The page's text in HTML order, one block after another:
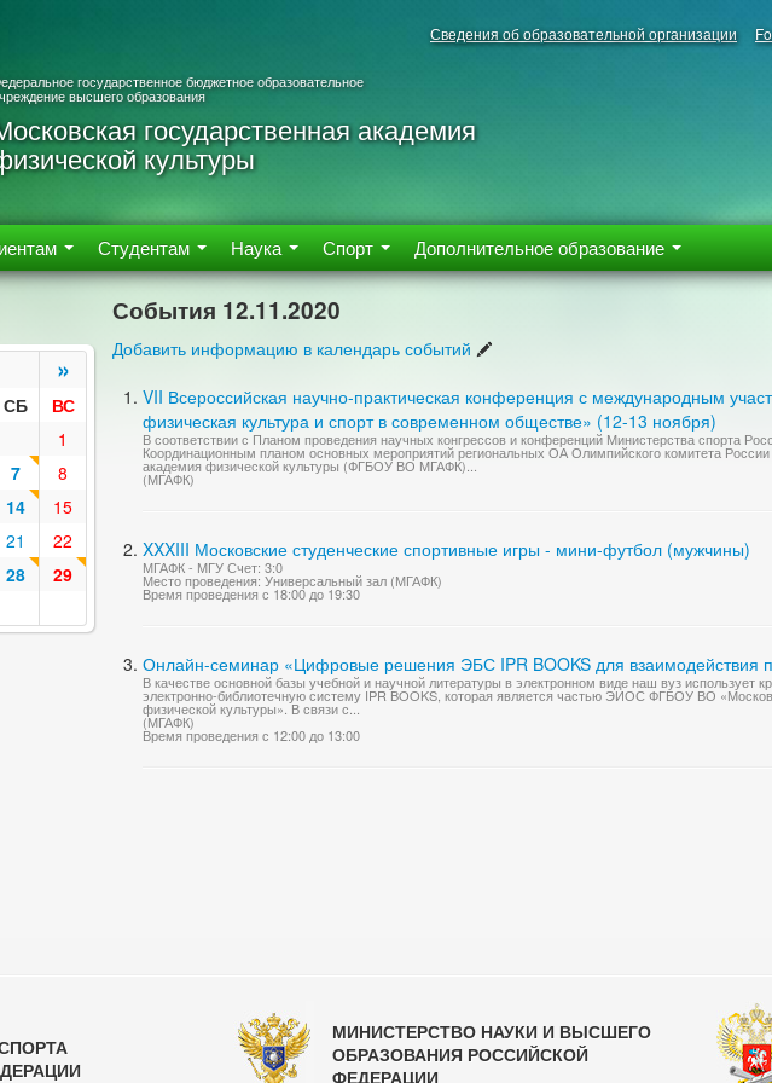
Сведения об образовательной организации
государственное бюджетное образовательное
высшего образования
государственная академия
культуры
Студентам Наука Спорт Дополнительное образование
»
СБ
ВС
1
7
8
14
15
21
22
28
29
События 12.11.2020
Добавить информацию в календарь событий
VII Всероссийская научно-практическая конференция с международным
физическая культура и спорт в современном обществе» (12-13 ноября)
В соответствии с Планом проведения научных конгрессов и конференций Министерства спорта
Координационным планом основных мероприятий региональных ОА Олимпийского комитета России
академия физической культуры (ФГБОУ ВО МГАФК)...
(МГАФК)
XXXIII Московские студенческие спортивные игры - мини-футбол (мужчины)
МГАФК - МГУ Счет: 3:0
Место проведения: Универсальный зал (МГАФК)
Время проведения с 18:00 до 19:30
Онлайн-семинар «Цифровые решения ЭБС IPR BOOKS для взаимодействия
В качестве основной базы учебной и научной литературы в электронном виде наш вуз использует
электронно-библиотечную систему IPR BOOKS, которая является частью ЭИОС ФГБОУ ВО
физической культуры». В связи с...
(МГАФК)
Время проведения с 12:00 до 13:00
МИНИСТЕРСТВО НАУКИ И ВЫСШЕГО
ОБРАЗОВАНИЯ РОССИЙСКОЙ
ФЕДЕРАЦИИ